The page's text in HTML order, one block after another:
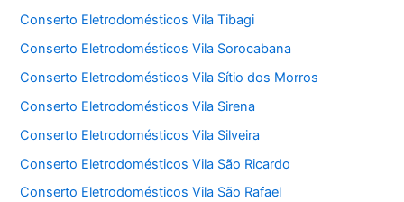
Conserto Eletrodomésticos Vila Tibagi
Conserto Eletrodomésticos Vila Sorocabana
Conserto Eletrodomésticos Vila Sítio dos Morros
Conserto Eletrodomésticos Vila Sirena
Conserto Eletrodomésticos Vila Silveira
Conserto Eletrodomésticos Vila São Ricardo
Conserto Eletrodomésticos Vila São Rafael